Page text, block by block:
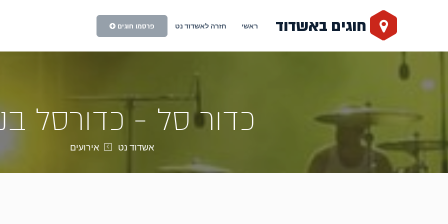
חוגים באשדוד ראשי חזרה לאשדוד נט פרסמו חוגים
כדור סל - כדורסל
אשדוד נט אירועים